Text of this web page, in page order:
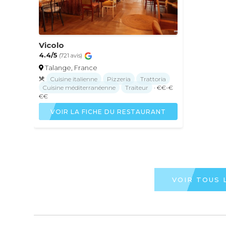
Vicolo
4.4/5 (721 avis)
Talange, France
Cuisine italienne Pizzeria
Trattoria
Cuisine méditerranéenne
Traiteur
· €€-€
€€
VOIR LA FICHE DU RESTAURANT
VOIR TOUS